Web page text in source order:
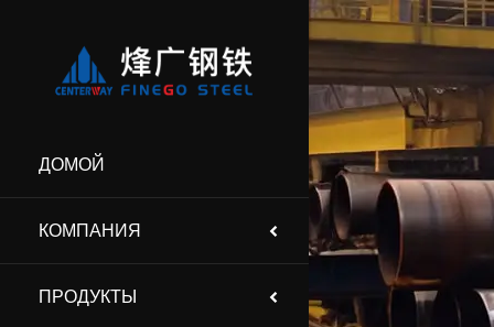
ДОМОЙ
КОМПАНИЯ
ПРОДУКТЫ